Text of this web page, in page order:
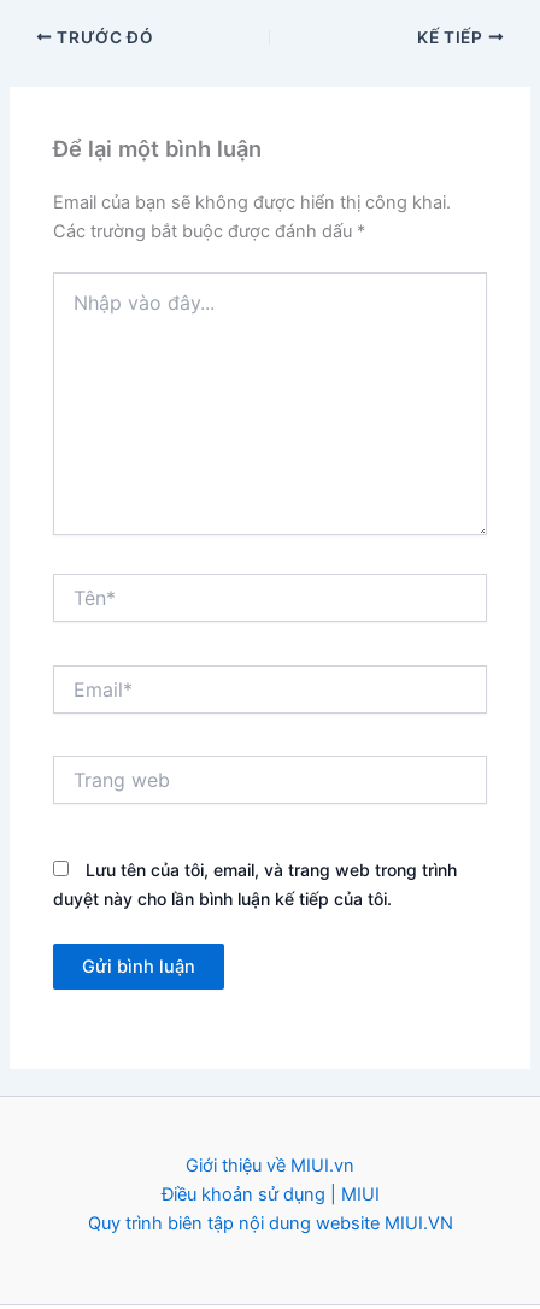
TRƯỚC ĐÓ KẾ TIẾP
Để lại một bình luận
Email của bạn sẽ không được hiển thị công khai.
Các trường bắt buộc được đánh dấu *
vào
web
Lưu tên của tôi, email, và trang web trong trình
duyệt này cho lần bình luận kế tiếp của tôi.
Giới thiệu về MIUI.vn
Điều khoản sử dụng | MIUI
Quy trình biên tập nội dung website MIUI.VN